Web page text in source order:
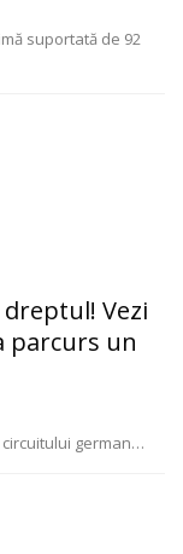
suportată de 92
Vezi
parcurs un
german…